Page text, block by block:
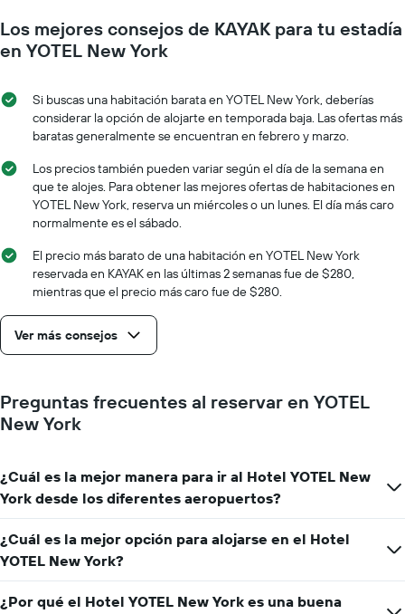
muestra
1
eje
que
indica
el
precio
promedio
de
una
habitación
que
se
fecha
de
gráfico
muestra
que
indica
cantidad
de
días
para
la
gráfico
muestra
Y
que
indica
el
Los mejores consejos de KAYAK para tu estadía
en YOTEL New York
Si buscas una habitación barata en YOTEL New York, deberías
considerar la opción de alojarte en temporada baja. Las ofertas más
baratas generalmente se encuentran en febrero y marzo.
Los precios también pueden variar según el día de la semana en
que te alojes. Para obtener las mejores ofertas de habitaciones en
YOTEL New York, reserva un miércoles o un lunes. El día más caro
normalmente es el sábado.
El precio más barato de una habitación en YOTEL New York
reservada en KAYAK en las últimas 2 semanas fue de $280,
mientras que el precio más caro fue de $280.
Ver más consejos
Preguntas frecuentes al reservar en YOTEL
New York
¿Cuál es la mejor manera para ir al Hotel YOTEL New
York desde los diferentes aeropuertos?
¿Cuál es la mejor opción para alojarse en el Hotel
YOTEL New York?
¿Por qué el Hotel YOTEL New York es una buena